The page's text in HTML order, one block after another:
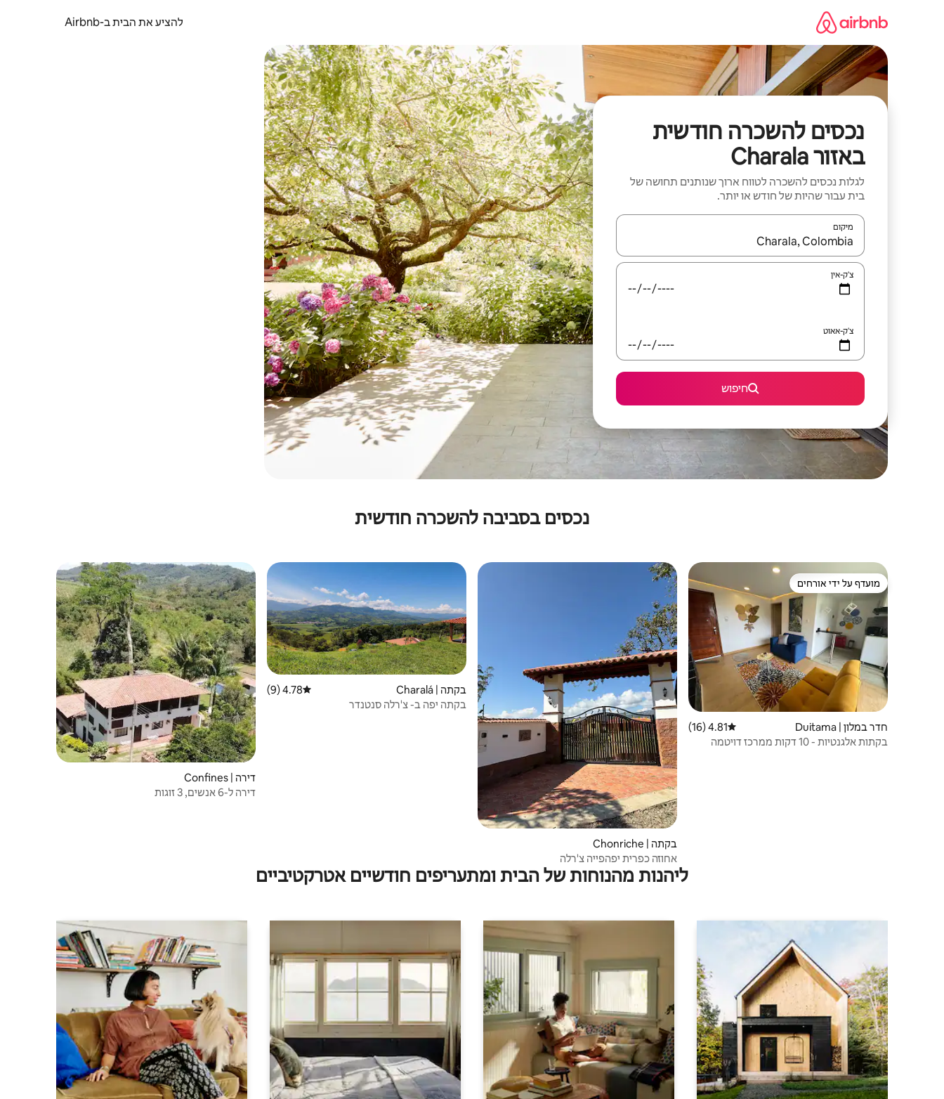
להציע את הבית ב-Airbnb
נכסים להשכרה חודשית
באזור Charala
לגלות נכסים להשכרה לטווח ארוך שנותנים תחושה של
בית עבור שהיות של חודש או יותר.
מיקום
כאשר התוצאות יהיו זמינות, יש לנווט עם מקשי החיצים למעלה ולמטה או לעיין בעזרת תנועות מגע או החלקה.
צ'ק-אין
צ'ק-אאוט
חיפוש
נכסים בסביבה להשכרה חודשית
מועדף על ידי אורחים
מועדף על ידי אורחים
חדר במלון | Duitama דירוג ממוצע של 4.81 מתוך 5, 16 ביקורות
4.81 (16)
בקתות אלגנטיות - 10 דקות ממרכז דויטמה
בקתה | Chonriche
אחוזה כפרית יפהפייה צ'רלה
בקתה | Charalá דירוג ממוצע של 4.78 מתוך 5, 9 ביקורות
4.78 (9)
בקתה יפה ב- צ'רלה סנטנדר
דירה | Confines
דירה ל-6 אנשים, 3 זוגות
ליהנות מהנוחות של הבית ומתעריפים חודשיים אטרקטיביים